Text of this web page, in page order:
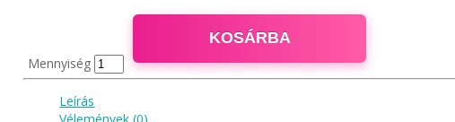
Mennyiség
KOSÁRBA
Leírás
Vélemények (0)